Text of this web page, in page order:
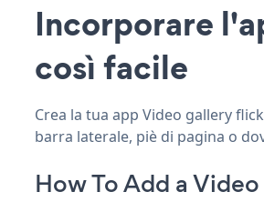
Incorporare
così facile
Crea la tua app Video gallery
barra laterale, piè di pagina o
How To Add a